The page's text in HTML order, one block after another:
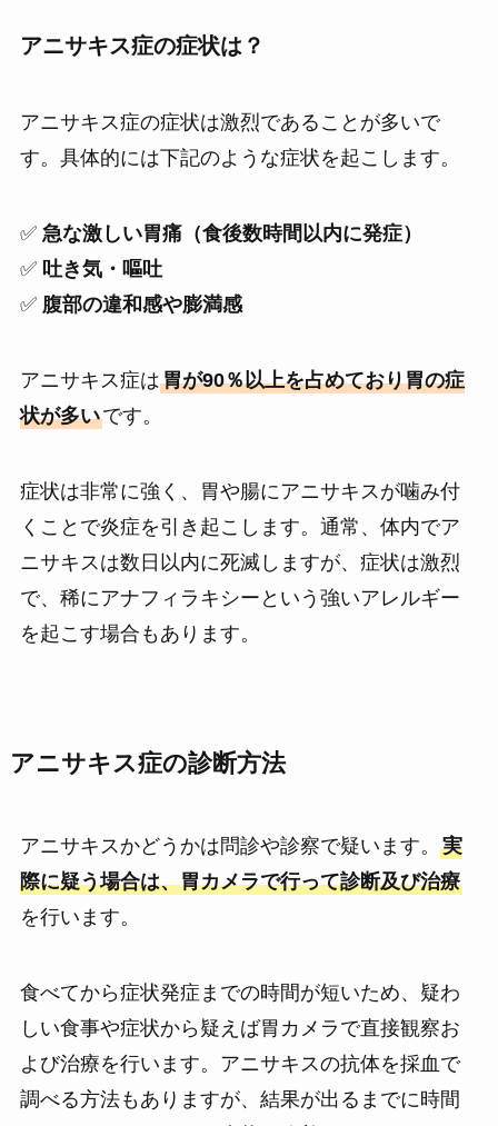
アニサキス症の症状は？
アニサキス症の症状は激烈であることが多いで
す。具体的には下記のような症状を起こします。
✅ 急な激しい胃痛（食後数時間以内に発症）
✅ 吐き気・嘔吐
✅ 腹部の違和感や膨満感
アニサキス症は胃が90％以上を占めており胃の症
状が多いです。
症状は非常に強く、胃や腸にアニサキスが噛み付
くことで炎症を引き起こします。通常、体内でア
ニサキスは数日以内に死滅しますが、症状は激烈
で、稀にアナフィラキシーという強いアレルギー
を起こす場合もあります。
アニサキス症の診断方法
アニサキスかどうかは問診や診察で疑います。 実
際に疑う場合は、胃カメラで行って診断及び治療
を行います。
食べてから症状発症までの時間が短いため、疑わ
しい食事や症状から疑えば胃カメラで直接観察お
よび治療を行います。アニサキスの抗体を採血で
調べる方法もありますが、結果が出るまでに時間